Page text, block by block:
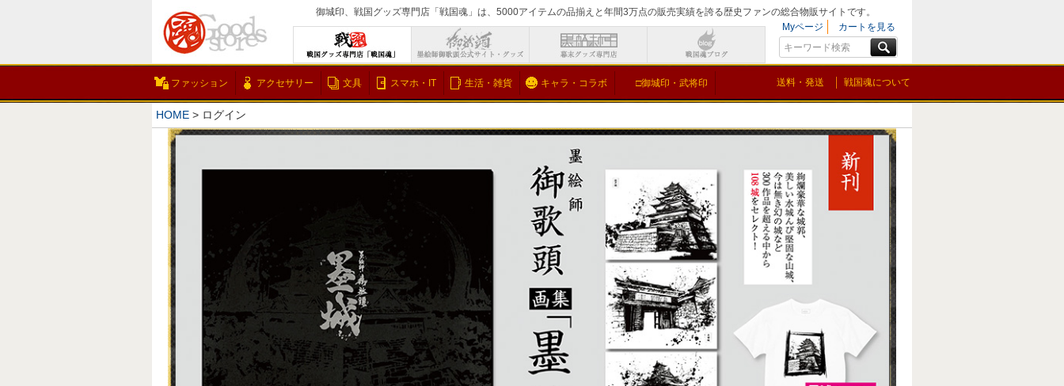
御城印、戦国グッズ専門店「戦国魂」は、5000アイテムの品揃えと年間3万点の販売実績を誇る歴史ファンの総合物販サイトです。
Myページ
カートを見る
検索
ファッション アクセサリー 文具 スマホ・IT 生活・雑貨 キャラ・コラボ □御城印・武将印 送料・発送 戦国魂について
HOME ログイン